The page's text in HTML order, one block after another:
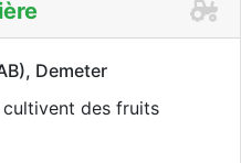
Demeter
cultivent des fruits